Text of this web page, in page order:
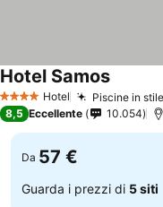
4 Stelle Hotel Piscine in
Hotel Samos
8,5 Eccellente 10.054
Da 57 €
Guarda i prezzi di 5 siti